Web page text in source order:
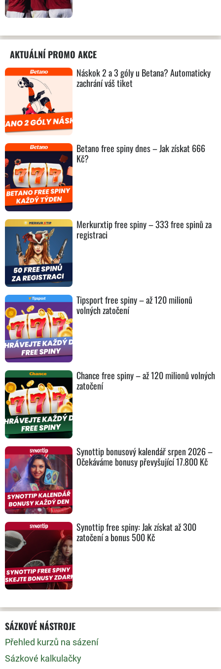
AKTUÁLNÍ PROMO AKCE
Náskok 2 a 3 góly u Betana? Automaticky
zachrání váš tiket
Betano free spiny dnes – Jak získat 666
Kč?
Merkurxtip free spiny – 333 free spinů za
registraci
Tipsport free spiny – až 120 milionů
volných zatočení
Chance free spiny – až 120 milionů volných
zatočení
Synottip bonusový kalendář srpen 2026 –
Očekáváme bonusy převyšující 17.800 Kč
Synottip free spiny: Jak získat až 300
zatočení a bonus 500 Kč
SÁZKOVÉ NÁSTROJE
Přehled kurzů na sázení
Sázkové kalkulačky